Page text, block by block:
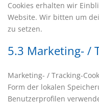
Cookies erhalten wir
Website. Wir bitten um
zu setzen.
5.3 Marketing- /
Marketing- / Tracking-
Form der lokalen
Benutzerprofilen